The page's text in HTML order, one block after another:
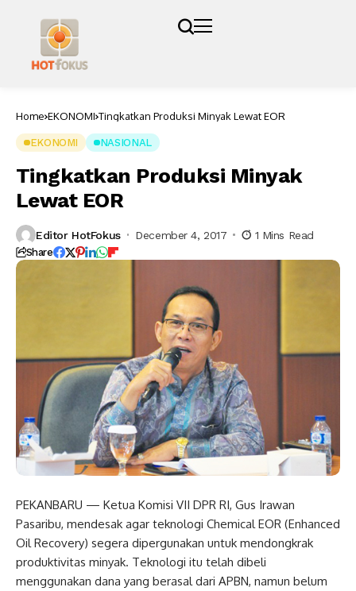
Home EKONOMI Tingkatkan Produksi Minyak Lewat EOR
EKONOMI NASIONAL
Tingkatkan Produksi Minyak
Lewat EOR
Editor HotFokus December 4, 2017 1 Mins Read
Share
PEKANBARU — Ketua Komisi VII DPR RI, Gus Irawan
Pasaribu, mendesak agar teknologi Chemical EOR (Enhanced
Oil Recovery) segera dipergunakan untuk mendongkrak
produktivitas minyak. Teknologi itu telah dibeli
menggunakan dana yang berasal dari APBN, namun belum